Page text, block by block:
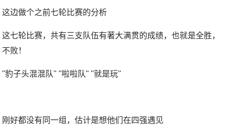
这边做个之前七轮比赛的分析
这七轮比赛，共有三支队伍有著大满贯的成绩，也就是全胜，
不败！
''豹子头混混队'' ''啦啦队'' ''就是玩''
刚好都没有同一组，估计是想他们在四强遇见